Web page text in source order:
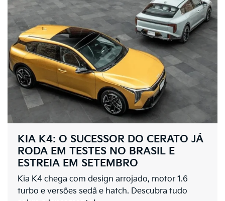
KIA K4: O SUCESSOR DO CERATO JÁ
RODA EM TESTES NO BRASIL E
ESTREIA EM SETEMBRO
Kia K4 chega com design arrojado, motor 1.6
turbo e versões sedã e hatch. Descubra tudo